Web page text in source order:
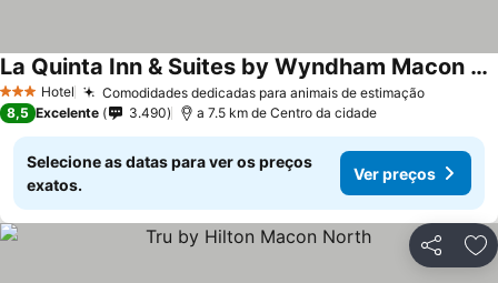
3 EstrelasHotel Comodidades dedicadas para animais de estimação
La Quinta Inn & Suites by Wyndham Macon West
8,5 Excelente 3.490 a 7.5 km de Centro da cidade
Selecione as datas para ver os preços
exatos.
Ver preços
Partilhar